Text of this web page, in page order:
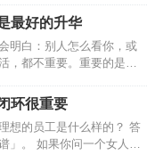
老人年轻时梦想成为一
最后才发现，向外的情绪
我内耗。真正的自愈，从
而在向内探寻内心力量。
好这两件事，是成年人穿
嘴古希腊哲学家苏格拉底
多于言说。他的回答蕴含
是告诫门生，说话前先想
最好的升华
明白：别人怎么看你，或
，都不重要。重要的是你
，你要知道自己将会如何
人生，要学会沉淀。人
升华。沉淀朋友时间磨平
的朋友。一个挚友胜过万
环很重要
想的员工是什么样的？ 答
」。 如果你问一个女人，